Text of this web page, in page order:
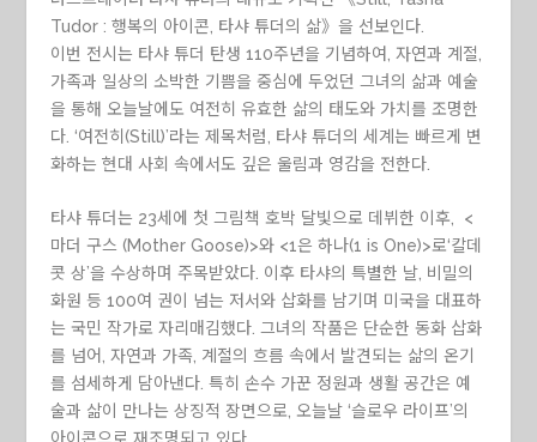
Tudor : 행복의 아이콘, 타샤 튜더의 삶》을 선보인다.
이번 전시는 타샤 튜더 탄생 110주년을 기념하여, 자연과 계절,
가족과 일상의 소박한 기쁨을 중심에 두었던 그녀의 삶과 예술
을 통해 오늘날에도 여전히 유효한 삶의 태도와 가치를 조명한
다. ‘여전히(Still)’라는 제목처럼, 타샤 튜더의 세계는 빠르게 변
화하는 현대 사회 속에서도 깊은 울림과 영감을 전한다.
타샤 튜더는 23세에 첫 그림책 호박 달빛으로 데뷔한 이후, <
마더 구스 (Mother Goose)>와 <1은 하나(1 is One)>로‘칼데
콧 상’을 수상하며 주목받았다. 이후 타샤의 특별한 날, 비밀의
화원 등 100여 권이 넘는 저서와 삽화를 남기며 미국을 대표하
는 국민 작가로 자리매김했다. 그녀의 작품은 단순한 동화 삽화
를 넘어, 자연과 가족, 계절의 흐름 속에서 발견되는 삶의 온기
를 섬세하게 담아낸다. 특히 손수 가꾼 정원과 생활 공간은 예
술과 삶이 만나는 상징적 장면으로, 오늘날 ‘슬로우 라이프’의